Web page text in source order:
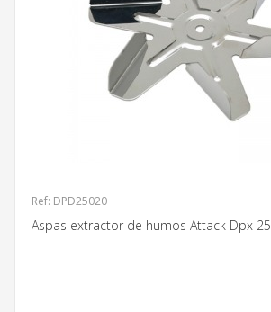
Ref: DPD25020
Aspas extractor de humos Attack Dpx 25